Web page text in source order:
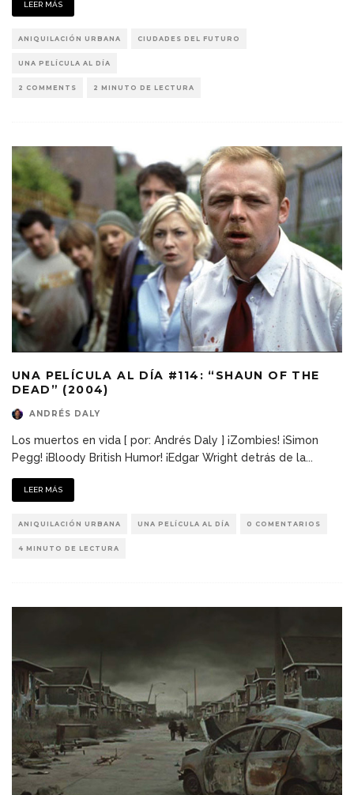
LEER MÁS
ANIQUILACIÓN URBANA CIUDADES DEL FUTURO
UNA PELÍCULA AL DÍA
2 COMMENTS 2 MINUTO DE LECTURA
UNA PELÍCULA AL DÍA #114: “SHAUN OF THE
DEAD” (2004)
ANDRÉS DALY
Los muertos en vida [ por: Andrés Daly ] ¡Zombies! ¡Simon
Pegg! ¡Bloody British Humor! ¡Edgar Wright detrás de la...
LEER MÁS
ANIQUILACIÓN URBANA UNA PELÍCULA AL DÍA 0 COMENTARIOS
4 MINUTO DE LECTURA